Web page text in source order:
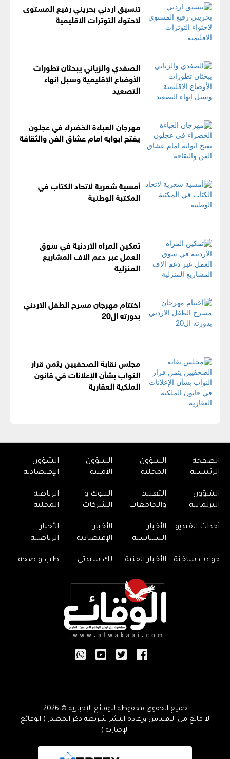
تنسيق اردني بحريني رفيع المستوى
لاحتواء التوترات الاقليمية
الصفدي والزياني يبحثان تطورات
الأوضاع الإقليمية وسبل إنهاء
التصعيد
مهرجان العباءة الخضراء في عجلون
يفتح ابوابه امام عشاق الفن والثقافة
أمسية شعرية لاتحاد الكتاب في
المكتبة الوطنية
تمكين المراه الاردنية في سوق
العمل عبر دعم الاف المشاريع
المنزلية
اختتام مهرجان مسرح الطفل الاردني
بدورته ال20
مجلس نقابة الصحفيين يثمن قرار
النواب بشأن الإعلانات في قانون
الملكية العقارية
الصفحة
الرئيسية
الشؤون
المحلية
الشؤون
الأمنية
الشؤون
الإقتصادية
الشؤون
البرلمانية
التعليم
والجامعات
البنوك و
الشركات
الرياضة
المحلية
أحداث الفيديو
الأخبار
السياسية
الأخبار
الإقتصادية
الأخبار
الرياضية
حوادث ساخنة الأخبار الفنية لك سيدتي طب و صحة
جميع الحقوق محفوظة للوقائع الإخبارية © 2026
لا مانع من الاقتباس وإعادة النشر شريطة ذكر المصدر ( الوقائع
الإخبارية )